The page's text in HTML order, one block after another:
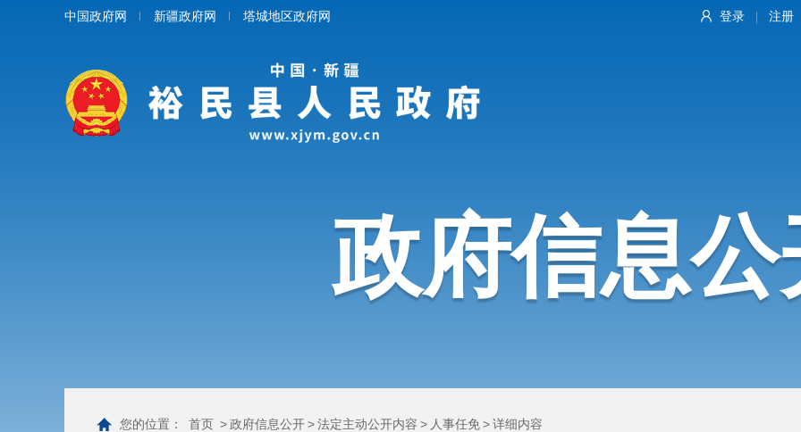
登录 注册
中国政府网 新疆政府网 塔城地区政府网
政府信息公
您的位置： 首页 >政府信息公开>法定主动公开内容 > 人事任免>详细内容